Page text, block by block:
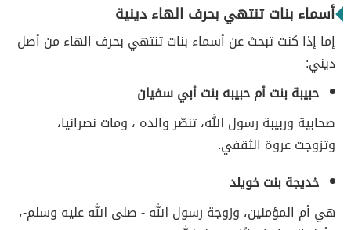
أسماء بنات تنتهي بحرف الهاء دينية
إما إذا كنت تبحث عن أسماء بنات تنتهي بحرف الهاء من أصل
ديني:
حبيبة بنت أم حبيبه بنت أبي سفيان
صحابية وربيبة رسول الله، تنصّر والده ، ومات نصرانيا،
وتزوجت عروة الثقفي.
خديجة بنت خويلد
هي أم المؤمنين، وزوجة رسول الله - صلى الله عليه وسلم-،